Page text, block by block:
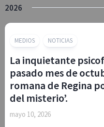
2026
MEDIOS NOTICIAS
La inquietante
pasado mes de
romana de Regina
del misterio’.
mayo 10, 2026